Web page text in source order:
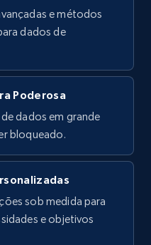
Date
post, and more.
Awg
engagement rate,
Predicted lang,
e métodos
dados de
Poderosa
dados em grande
bloqueado.
sob medida para
e objetivos